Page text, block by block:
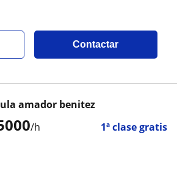
Contactar
/h 1ª clase gratis
amador benitez